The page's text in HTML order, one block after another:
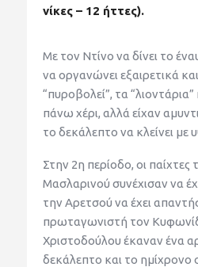
νίκες – 12 ήττες).
Με τον Ντίνο να δίνει το
να οργανώνει εξαιρετικά
“πυροβολεί”, τα
πάνω χέρι, αλλά είχαν
το δεκάλεπτο να κλείνει με
Στην 2η περίοδο, οι παίχτες
Μασλαρινού συνέχισαν να
την Αρετσού να έχει
πρωταγωνιστή τον
Χριστοδούλου έκαναν ένα
δεκάλεπτο και το